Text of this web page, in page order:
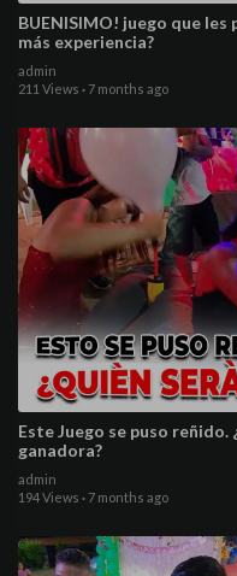
BUENISIMO! juego que les
más experiencia?
admin
211 Views ·7 months ago
Este Juego se puso reñido.
ganadora?
admin
194 Views ·7 months ago